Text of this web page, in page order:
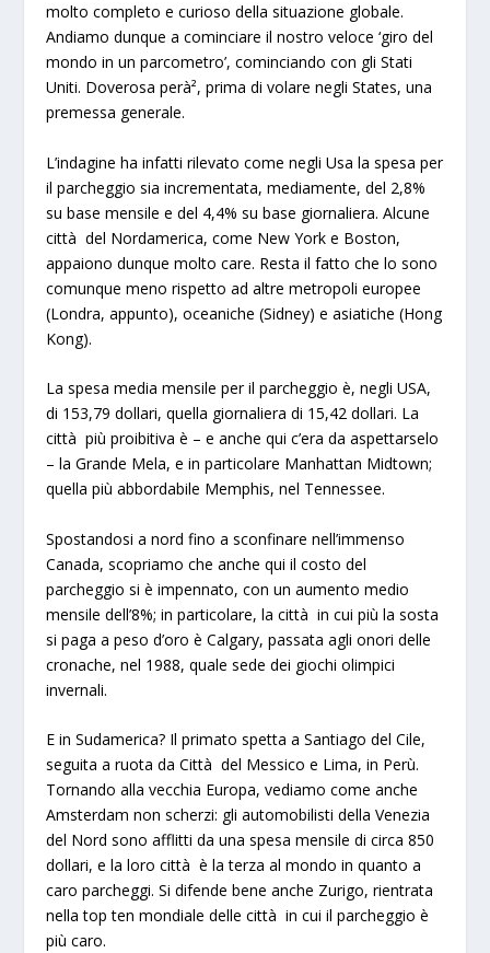
molto completo e curioso della situazione globale.
Andiamo dunque a cominciare il nostro veloce ‘giro del
mondo in un parcometro’, cominciando con gli Stati
Uniti. Doverosa perà², prima di volare negli States, una
premessa generale.
L’indagine ha infatti rilevato come negli Usa la spesa per
il parcheggio sia incrementata, mediamente, del 2,8%
su base mensile e del 4,4% su base giornaliera. Alcune
città del Nordamerica, come New York e Boston,
appaiono dunque molto care. Resta il fatto che lo sono
comunque meno rispetto ad altre metropoli europee
(Londra, appunto), oceaniche (Sidney) e asiatiche (Hong
Kong).
La spesa media mensile per il parcheggio è, negli USA,
di 153,79 dollari, quella giornaliera di 15,42 dollari. La
città più proibitiva è – e anche qui c’era da aspettarselo
– la Grande Mela, e in particolare Manhattan Midtown;
quella più abbordabile Memphis, nel Tennessee.
Spostandosi a nord fino a sconfinare nell’immenso
Canada, scopriamo che anche qui il costo del
parcheggio si è impennato, con un aumento medio
mensile dell’8%; in particolare, la città in cui più la sosta
si paga a peso d’oro è Calgary, passata agli onori delle
cronache, nel 1988, quale sede dei giochi olimpici
invernali.
E in Sudamerica? Il primato spetta a Santiago del Cile,
seguita a ruota da Città del Messico e Lima, in Perù.
Tornando alla vecchia Europa, vediamo come anche
Amsterdam non scherzi: gli automobilisti della Venezia
del Nord sono afflitti da una spesa mensile di circa 850
dollari, e la loro città è la terza al mondo in quanto a
caro parcheggi. Si difende bene anche Zurigo, rientrata
nella top ten mondiale delle città in cui il parcheggio è
più caro.